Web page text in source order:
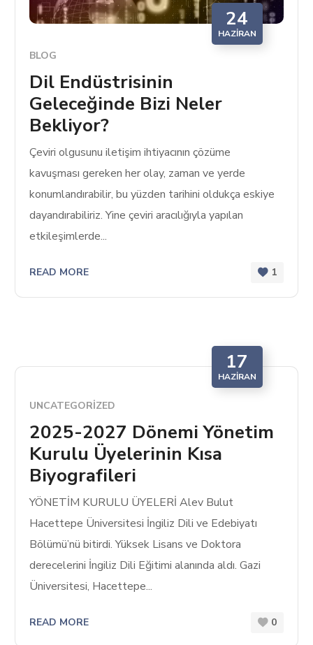
24
HAZIRAN
BLOG
Dil Endüstrisinin
Geleceğinde Bizi Neler
Bekliyor?
Çeviri olgusunu iletişim ihtiyacının çözüme
kavuşması gereken her olay, zaman ve yerde
konumlandırabilir, bu yüzden tarihini oldukça eskiye
dayandırabiliriz. Yine çeviri aracılığıyla yapılan
etkileşimlerde...
READ MORE 1
17
HAZIRAN
UNCATEGORIZED
2025-2027 Dönemi Yönetim
Kurulu Üyelerinin Kısa
Biyografileri
YÖNETİM KURULU ÜYELERİ Alev Bulut
Hacettepe Üniversitesi İngiliz Dili ve Edebiyatı
Bölümü’nü bitirdi. Yüksek Lisans ve Doktora
derecelerini İngiliz Dili Eğitimi alanında aldı. Gazi
Üniversitesi, Hacettepe...
READ MORE 0